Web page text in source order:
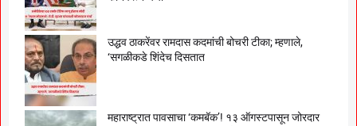
उद्धव ठाकरेंवर रामदास कदमांची बोचरी टीका; म्हणाले,
‘सगळीकडे शिंदेच दिसतात
महाराष्ट्रात पावसाचा ‘कमबॅक’! १३ ऑगस्टपासून जोरदार